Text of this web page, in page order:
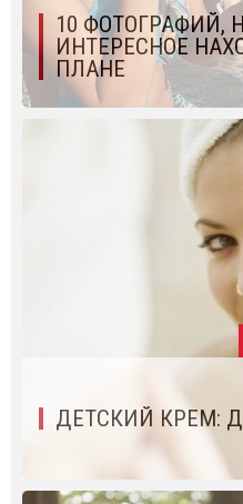
10 ФОТОГРАФИЙ,
ИНТЕРЕСНОЕ
ПЛАНЕ
ДЕТСКИЙ КРЕМ: